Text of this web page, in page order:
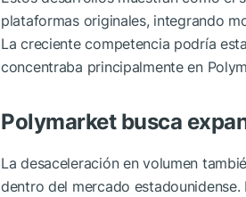
plataformas originales, integrando
La creciente competencia podría
concentraba principalmente en
Polymarket busca
La desaceleración en volumen
dentro del mercado